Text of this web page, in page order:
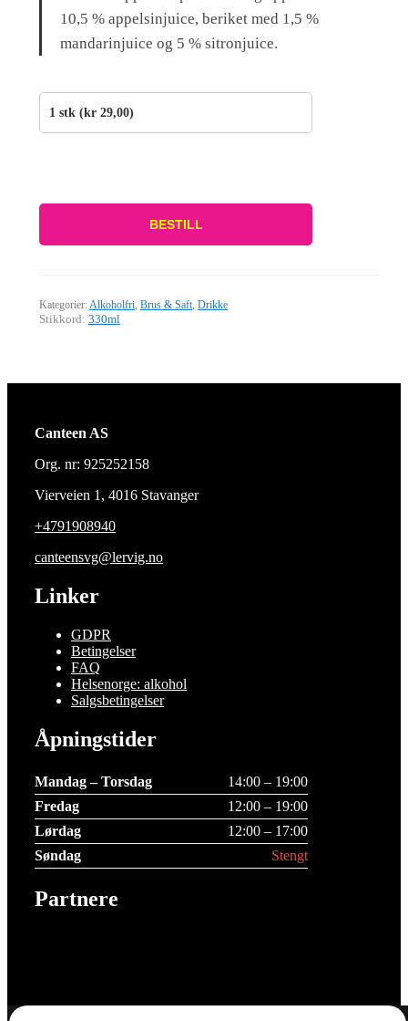
10,5 % appelsinjuice, beriket med 1,5 %
mandarinjuice og 5 % sitronjuice.
BESTILL
Kategorier:Alkoholfri, Brus & Saft, Drikke
Stikkord: 330ml
Canteen AS
Org. nr: 925252158
Vierveien 1, 4016 Stavanger
+4791908940
canteensvg@lervig.no
Linker
GDPR
Betingelser
FAQ
Helsenorge: alkohol
Salgsbetingelser
Åpningstider
Mandag – Torsdag
14:00 – 19:00
Fredag
12:00 – 19:00
Lørdag
12:00 – 17:00
Søndag
Stengt
Partnere